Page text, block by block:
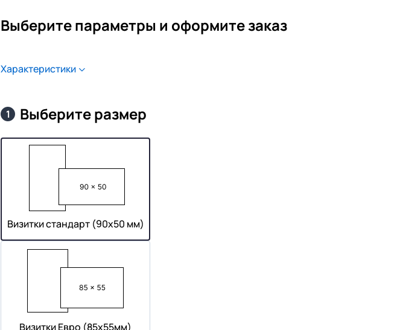
Выберите параметры и оформите заказ
Характеристики
1 Выберите размер
Визитки стандарт (90х50 мм)
Визитки Евро (85х55мм)